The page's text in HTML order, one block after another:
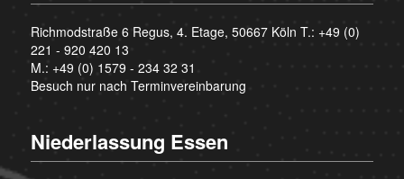
Richmodstraße 6 Regus, 4. Etage, 50667 Köln T.: +49 (0)
221 - 920 420 13
M.: +49 (0) 1579 - 234 32 31
Besuch nur nach Terminvereinbarung
Niederlassung Essen